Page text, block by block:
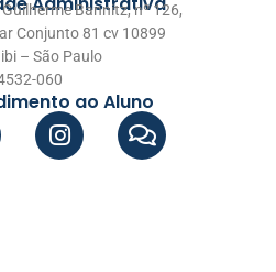
Guilherme Bannitz, nº 126,
Conjunto 81 cv 10899
– São Paulo
060
ao Aluno